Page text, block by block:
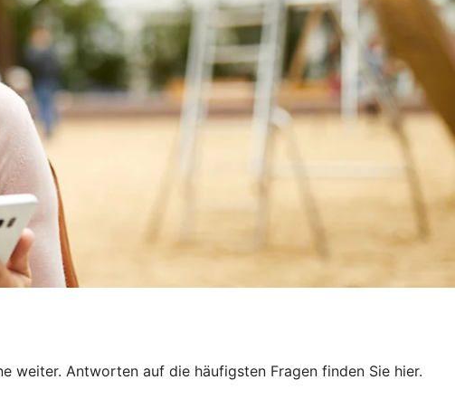
weiter. Antworten auf die häufigsten Fragen finden Sie hier.